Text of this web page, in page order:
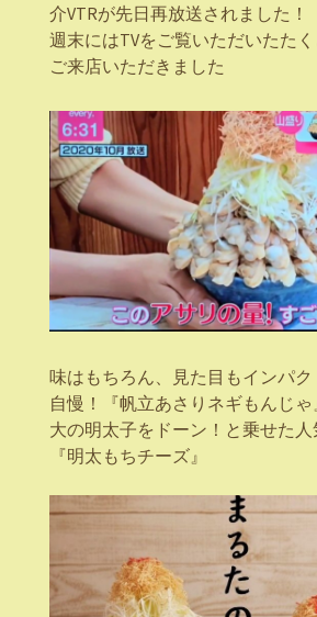
介VTRが先日再放送されました！⁡
週末にはTVをご覧いただいたた
ご来店いただきました
味はもちろん、見た目もインパ
自慢！『帆立あさりネギもんじ
大の明太子をドーン！と乗せた人
『明太もちチーズ』